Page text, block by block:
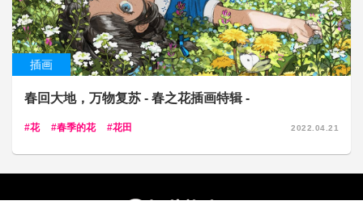
插画
春回大地，万物复苏 - 春之花插画特辑 -
花 春季的花 花田 2022.04.21